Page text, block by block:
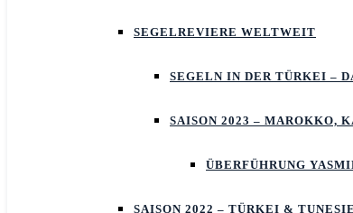
SEGELREVIERE WELTWEIT
SEGELN IN DER TÜRKEI –
SAISON 2023 – MAROKKO,
ÜBERFÜHRUNG
SAISON 2022 – TÜRKEI &